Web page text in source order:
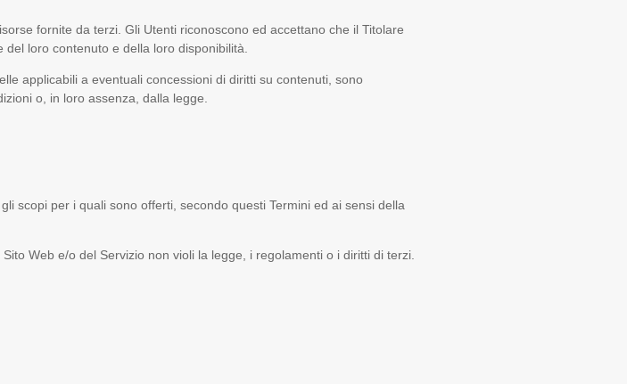
fornite da terzi. Gli Utenti riconoscono ed accettano che il Titolare
loro contenuto e della loro disponibilità.
applicabili a eventuali concessioni di diritti su contenuti, sono
o, in loro assenza, dalla legge.
scopi per i quali sono offerti, secondo questi Termini ed ai sensi della
Web e/o del Servizio non violi la legge, i regolamenti o i diritti di terzi.